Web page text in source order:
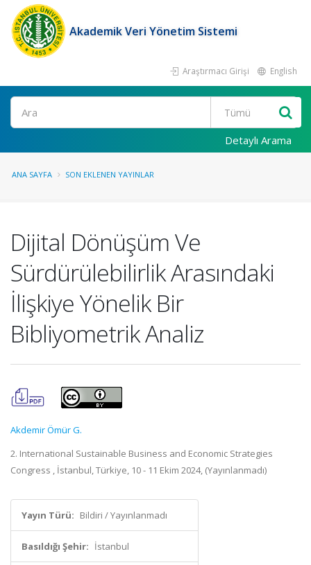
Akademik Veri Yönetim Sistemi
Araştırmacı Girişi English
Ara
Detaylı Arama
ANA SAYFA SON EKLENEN YAYINLAR
Dijital Dönüşüm Ve
Sürdürülebilirlik Arasındaki
İlişkiye Yönelik Bir
Bibliyometrik Analiz
Akdemir Ömür G.
2. International Sustainable Business and Economic Strategies
Congress , İstanbul, Türkiye, 10 - 11 Ekim 2024, (Yayınlanmadı)
Yayın Türü: Bildiri / Yayınlanmadı
Basıldığı Şehir: İstanbul